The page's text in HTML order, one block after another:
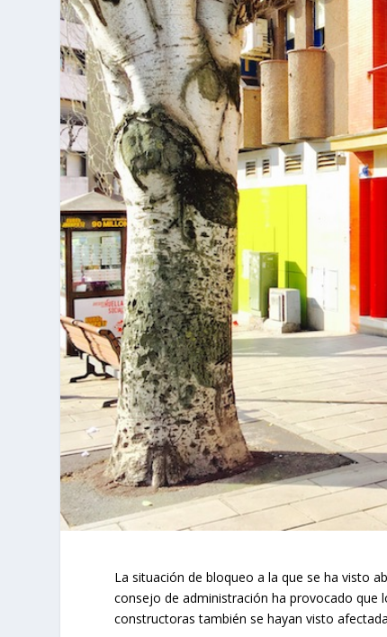
La situación de bloqueo a la que se ha visto
consejo de administración ha provocado que
constructoras también se hayan visto